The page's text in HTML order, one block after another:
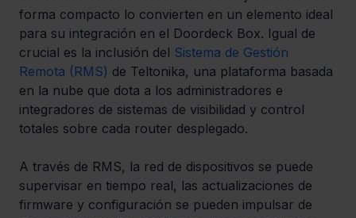
forma compacto lo convierten en un elemento ideal
para su integración en el Doordeck Box. Igual de
crucial es la inclusión del Sistema de Gestión
Remota (RMS) de Teltonika, una plataforma basada
en la nube que dota a los administradores e
integradores de sistemas de visibilidad y control
totales sobre cada router desplegado.
A través de RMS, la red de dispositivos se puede
supervisar en tiempo real, las actualizaciones de
firmware y configuración se pueden impulsar de